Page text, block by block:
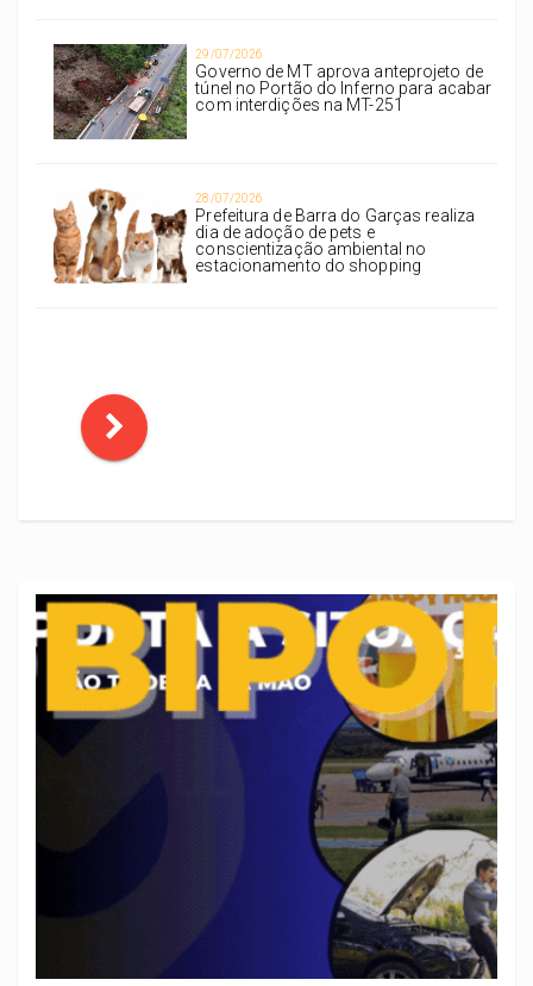
29/07/2026
Governo de MT aprova anteprojeto de
túnel no Portão do Inferno para acabar
com interdições na MT-251
28/07/2026
Prefeitura de Barra do Garças realiza
dia de adoção de pets e
conscientização ambiental no
estacionamento do shopping